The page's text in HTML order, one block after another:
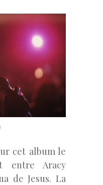
cet album le
entre Aracy
de Jesus. La